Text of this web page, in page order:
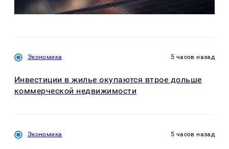
Экономика 5 часов назад
Инвестиции в жилье окупаются втрое дольше
коммерческой недвижимости
Экономика 5 часов назад